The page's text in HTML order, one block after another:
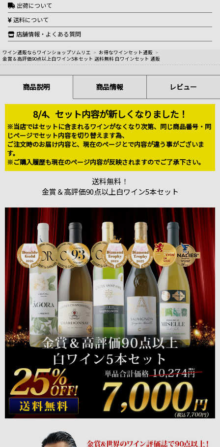
出荷について
送料について
店舗情報・よくある質問
ワイン通販ならワインショップソムリエ > お得なワインセット通販 >
金賞＆高評価90点以上白ワイン5本セット 送料無料 白ワインセット 通販
商品説明 商品情報 レビュー
8/4、セット内容が新しくなりました！
※当店ではセットに含まれるワインがなくなり次第、同じ商品番号・同
じページでセット内容を切り替えます為、
ご注文時のお届け内容と、現在のページとで内容が違う事がございま
す。
※ご購入履歴も現在のページ内容が反映されますのでご了承下さい。
送料無料！
金賞＆高評価90点以上白ワイン5本セット